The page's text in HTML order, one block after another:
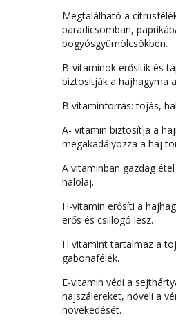
Megtalálható a
paradicsomban,
bogyósgyümölcsökben.
B-vitaminok erősítik és
biztosítják a hajhagyma
B vitaminforrás: tojás,
A- vitamin biztosítja a
megakadályozza a haj
A vitaminban gazdag
halolaj.
H-vitamin erősíti a
erős és csillogó lesz.
H vitamint tartalmaz a
gabonafélék.
E-vitamin védi a
hajszálereket, növeli a
növekedését.